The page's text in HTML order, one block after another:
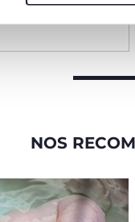
premières
NOS